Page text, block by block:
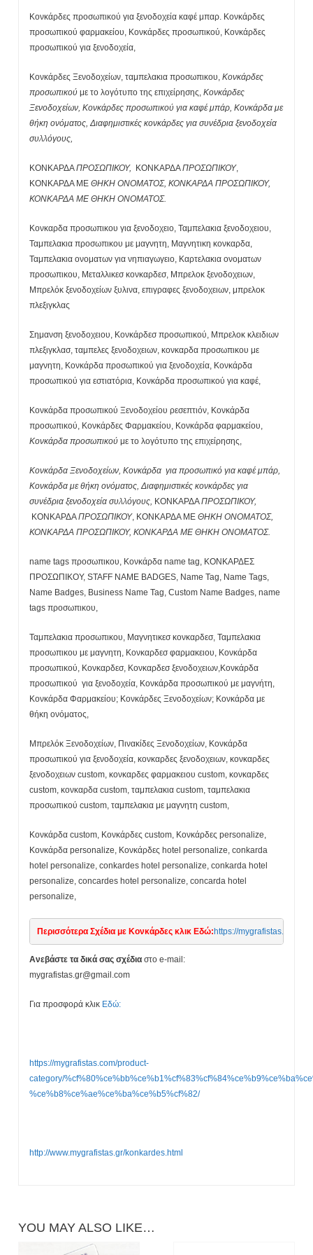
Κονκάρδες προσωπικού για ξενοδοχεία καφέ μπαρ. Κονκάρδες
προσωπικού φαρμακείου, Κονκάρδες προσωπικού, Κονκάρδες
προσωπικού για ξενοδοχεία,
Κονκάρδες Ξενοδοχείων, ταμπελακια προσωπικου,Κονκάρδες
προσωπικού με τo λογότυπο της επιχείρησης,Κονκάρδες
Ξενοδοχείων, Κονκάρδες προσωπικού για καφέ μπάρ, Κονκάρδα με
θήκη ονόματος, Διαφημιστικές κονκάρδες για συνέδρια ξενοδοχεία
συλλόγους,
ΚΟΝΚΑΡΔΑΠΡΟΣΩΠΙΚΟΥ, ΚΟΝΚΑΡΔΑΠΡΟΣΩΠΙΚΟΥ,
ΚΟΝΚΑΡΔΑ ΜΕΘΗΚΗ ΟΝΟΜΑΤΟΣ, ΚΟΝΚΑΡΔΑ ΠΡΟΣΩΠΙΚΟΥ,
ΚΟΝΚΑΡΔΑ ΜΕ ΘΗΚΗ ΟΝΟΜΑΤΟΣ.
Κονκαρδα προσωπικου για ξενοδοχειο, Ταμπελακια ξενοδοχειου,
Ταμπελακια προσωπικου με μαγνητη, Μαγνητικη κονκαρδα,
Ταμπελακια ονοματων για νηπιαγωγειο, Καρτελακια ονοματων
προσωπικου, Μεταλλικεσ κονκαρδεσ, Μπρελοκ ξενοδοχειων,
Μπρελόκ ξενοδοχείων ξυλινα, επιγραφες ξενοδοχειων, μπρελοκ
πλεξιγκλας
Σημανση ξενοδοχειου, Κονκάρδεσ προσωπικού, Μπρελοκ κλειδιων
πλεξιγκλασ, ταμπελες ξενοδοχειων, κονκαρδα προσωπικου με
μαγνητη, Κονκάρδα προσωπικού για ξενοδοχεία, Κονκάρδα
προσωπικού για εστιατόρια, Κονκάρδα προσωπικού για καφέ,
Κονκάρδα προσωπικού Ξενοδοχείου ρεσεπτιόν, Κονκάρδα
προσωπικού, Κονκάρδες Φαρμακείου, Κονκάρδα φαρμακείου,
Κονκάρδα προσωπικού με τo λογότυπο της επιχείρησης,
Κονκάρδα Ξενοδοχείων, Κονκάρδα για προσωπικό για καφέ μπάρ,
Κονκάρδα με θήκη ονόματος, Διαφημιστικές κονκάρδες για
συνέδρια ξενοδοχεία συλλόγους, ΚΟΝΚΑΡΔΑΠΡΟΣΩΠΙΚΟΥ,
ΚΟΝΚΑΡΔΑΠΡΟΣΩΠΙΚΟΥ, ΚΟΝΚΑΡΔΑ ΜΕΘΗΚΗ ΟΝΟΜΑΤΟΣ,
ΚΟΝΚΑΡΔΑ ΠΡΟΣΩΠΙΚΟΥ, ΚΟΝΚΑΡΔΑ ΜΕ ΘΗΚΗ ΟΝΟΜΑΤΟΣ.
name tags προσωπικου, Κονκάρδα name tag, ΚΟΝΚΑΡΔΕΣ
ΠΡΟΣΩΠΙΚΟΥ, STAFF NAME BADGES, Name Tag, Name Tags,
Name Badges, Business Name Tag, Custom Name Badges, name
tags προσωπικου,
Ταμπελακια προσωπικου, Μαγνητικεσ κονκαρδεσ, Ταμπελακια
προσωπικου με μαγνητη, Κονκαρδεσ φαρμακειου, Κονκάρδα
προσωπικού, Κονκαρδεσ, Κονκαρδεσ ξενοδοχειων,Κονκάρδα
προσωπικού για ξενοδοχεία, Κονκάρδα προσωπικού με μαγνήτη,
Κονκάρδα Φαρμακείου; Κονκάρδες Ξενοδοχείων; Κονκάρδα με
θήκη ονόματος,
Μπρελόκ Ξενοδοχείων, Πινακίδες Ξενοδοχείων, Κονκάρδα
προσωπικού για ξενοδοχεία, κονκαρδες ξενοδοχειων, κονκαρδες
ξενοδοχειων custom, κονκαρδες φαρμακειου custom, κονκαρδες
custom, κονκαρδα custom, ταμπελακια custom, ταμπελακια
προσωπικού custom, ταμπελακια με μαγνητη custom,
Κονκάρδα custom, Κονκάρδες custom, Κονκάρδες personalize,
Κονκάρδα personalize, Κονκάρδες hotel personalize, conkarda
hotel personalize, conkardes hotel personalize, conkarda hotel
personalize, concardes hotel personalize, concarda hotel
personalize,
Περισσότερα Σχέδια με Κονκάρδες κλικ Εδώ:https://mygrafistas.com/
Ανεβάστε τα δικά σας σχέδια στο e-mail:
mygrafistas.gr@gmail.com
Για προσφορά κλικ Εδώ:
https://mygrafistas.com/product-
category/
%ce%b8%ce%ae%ce%ba%ce%b5%cf%82/
http://www.mygrafistas.gr/konkardes.html
YOU MAY ALSO LIKE…